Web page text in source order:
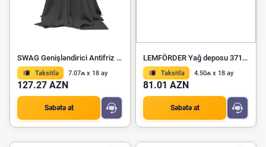
SWAG Genişləndirici Antifriz Çəni 33 10 1830
Taksitlə 7.07₼ x 18 ay
127.27 AZN
Səbətə at
LEMFÖRDER Yağ deposu 37126 01
Taksitlə 4.50₼ x 18 ay
81.01 AZN
Səbətə at